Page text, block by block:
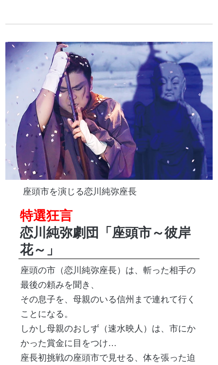
座頭市を演じる恋川純弥座長
特選狂言
恋川純弥劇団「座頭市～彼岸
花～」
座頭の市（恋川純弥座長）は、斬った相手の
最後の頼みを聞き、
その息子を、母親のいる信州まで連れて行く
ことになる。
しかし母親のおしず（速水映人）は、市にか
かった賞金に目をつけ…
座長初挑戦の座頭市で見せる、体を張った迫